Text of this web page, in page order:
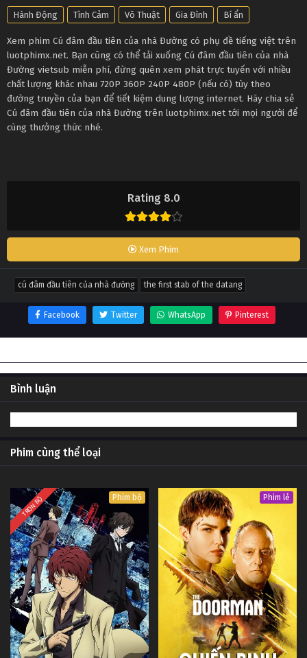
Rating 8.0
Xem Phim
Hành Động Tình Cảm Võ Thuật Gia Đình Bí ẩn
Xem phim Cú đâm đầu tiên của nhà Đường có phụ đề tiếng việt trên
luotphimx.net. Bạn cũng có thể tải xuống Cú đâm đầu tiên của nhà
Đường vietsub miễn phí, đừng quên xem phát trực tuyến với nhiều
chất lượng khác nhau 720P 360P 240P 480P (nếu có) tùy theo
đường truyền của bạn để tiết kiệm dung lượng internet. Hãy chia sẻ
Cú đâm đầu tiên của nhà Đường trên luotphimx.net tới mọi người để
cùng thưởng thức nhé.
cú đâm đầu tiên của nhà đường the first stab of the datang
Facebook Twitter WhatsApp Pinterest
Bình luận
Phim cùng thể loại
TRỌN BỘ Phim bộ Phim lẻ